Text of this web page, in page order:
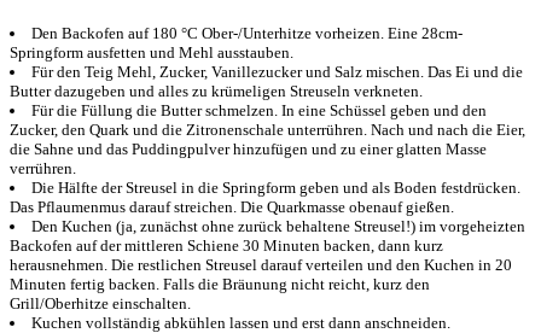
Den Backofen auf 180 °C Ober-/Unterhitze vorheizen. Eine 28cm-
Springform ausfetten und Mehl ausstauben.
Für den Teig Mehl, Zucker, Vanillezucker und Salz mischen. Das Ei und die
Butter dazugeben und alles zu krümeligen Streuseln verkneten.
Für die Füllung die Butter schmelzen. In eine Schüssel geben und den
Zucker, den Quark und die Zitronenschale unterrühren. Nach und nach die Eier,
die Sahne und das Puddingpulver hinzufügen und zu einer glatten Masse
verrühren.
Die Hälfte der Streusel in die Springform geben und als Boden festdrücken.
Das Pflaumenmus darauf streichen. Die Quarkmasse obenauf gießen.
Den Kuchen (ja, zunächst ohne zurück behaltene Streusel!) im vorgeheizten
Backofen auf der mittleren Schiene 30 Minuten backen, dann kurz
herausnehmen. Die restlichen Streusel darauf verteilen und den Kuchen in 20
Minuten fertig backen. Falls die Bräunung nicht reicht, kurz den
Grill/Oberhitze einschalten.
Kuchen vollständig abkühlen lassen und erst dann anschneiden.